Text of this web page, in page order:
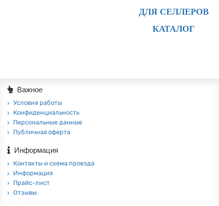
ДЛЯ СЕЛЛЕРОВ
КАТАЛОГ
Важное
Условия работы
Конфиденциальность
Персональные данные
Публичная оферта
Информация
Контакты и схема проезда
Информация
Прайс-лист
Отзывы